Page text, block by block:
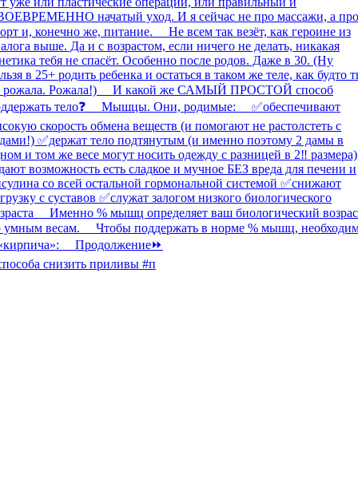
снизить приливы #п